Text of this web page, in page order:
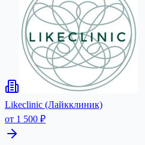
Likeclinic (Лайкклиник)
от 1 500 ₽